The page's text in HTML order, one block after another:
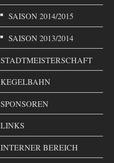
SAISON 2014/2015
SAISON 2013/2014
STADTMEISTERSCHAFT
KEGELBAHN
SPONSOREN
LINKS
INTERNER BEREICH